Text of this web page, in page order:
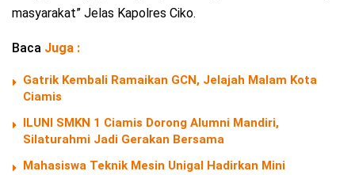
masyarakat” Jelas Kapolres Ciko.
Baca Juga :
Gatrik Kembali Ramaikan GCN, Jelajah Malam Kota
Ciamis
ILUNI SMKN 1 Ciamis Dorong Alumni Mandiri,
Silaturahmi Jadi Gerakan Bersama
Mahasiswa Teknik Mesin Unigal Hadirkan Mini